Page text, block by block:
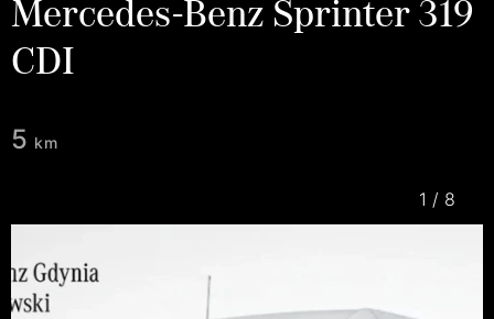
Mercedes-Benz Sprinter 319
CDI
5 km
1 / 8